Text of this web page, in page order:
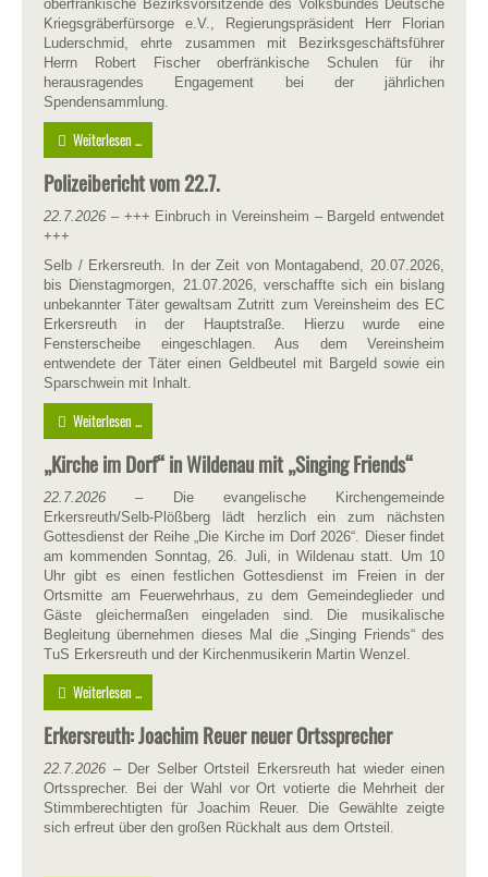
oberfränkische Bezirksvorsitzende des Volksbundes Deutsche
Kriegsgräberfürsorge e.V., Regierungspräsident Herr Florian
Luderschmid, ehrte zusammen mit Bezirksgeschäftsführer
Herrn Robert Fischer oberfränkische Schulen für ihr
herausragendes Engagement bei der jährlichen
Spendensammlung.
Weiterlesen ...
Polizeibericht vom 22.7.
22.7.2026 – +++ Einbruch in Vereinsheim – Bargeld entwendet
+++
Selb / Erkersreuth. In der Zeit von Montagabend, 20.07.2026,
bis Dienstagmorgen, 21.07.2026, verschaffte sich ein bislang
unbekannter Täter gewaltsam Zutritt zum Vereinsheim des EC
Erkersreuth in der Hauptstraße. Hierzu wurde eine
Fensterscheibe eingeschlagen. Aus dem Vereinsheim
entwendete der Täter einen Geldbeutel mit Bargeld sowie ein
Sparschwein mit Inhalt.
Weiterlesen ...
„Kirche im Dorf“ in Wildenau mit „Singing Friends“
22.7.2026 – Die evangelische Kirchengemeinde
Erkersreuth/Selb-Plößberg lädt herzlich ein zum nächsten
Gottesdienst der Reihe „Die Kirche im Dorf 2026“. Dieser findet
am kommenden Sonntag, 26. Juli, in Wildenau statt. Um 10
Uhr gibt es einen festlichen Gottesdienst im Freien in der
Ortsmitte am Feuerwehrhaus, zu dem Gemeindeglieder und
Gäste gleichermaßen eingeladen sind. Die musikalische
Begleitung übernehmen dieses Mal die „Singing Friends“ des
TuS Erkersreuth und der Kirchenmusikerin Martin Wenzel.
Weiterlesen ...
Erkersreuth: Joachim Reuer neuer Ortssprecher
22.7.2026 – Der Selber Ortsteil Erkersreuth hat wieder einen
Ortssprecher. Bei der Wahl vor Ort votierte die Mehrheit der
Stimmberechtigten für Joachim Reuer. Die Gewählte zeigte
sich erfreut über den großen Rückhalt aus dem Ortsteil.